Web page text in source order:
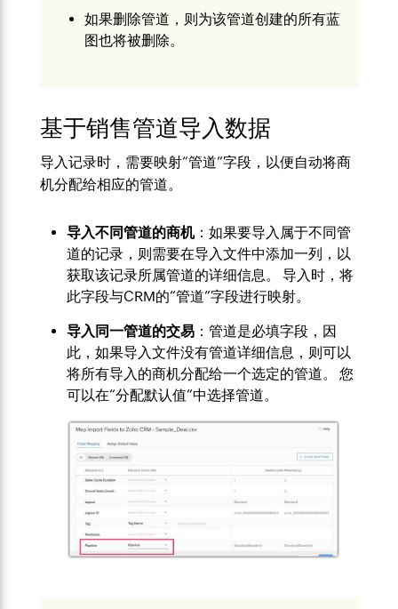
如果删除管道，则为该管道创建的所有蓝
图也将被删除。
基于销售管道导入数据
导入记录时，需要映射“管道”字段，以便自动将商
机分配给相应的管道。
导入不同管道的商机：如果要导入属于不同管
道的记录，则需要在导入文件中添加一列，以
获取该记录所属管道的详细信息。 导入时，将
此字段与CRM的“管道”字段进行映射。
导入同一管道的交易：管道是必填字段，因
此，如果导入文件没有管道详细信息，则可以
将所有导入的商机分配给一个选定的管道。 您
可以在“分配默认值”中选择管道。